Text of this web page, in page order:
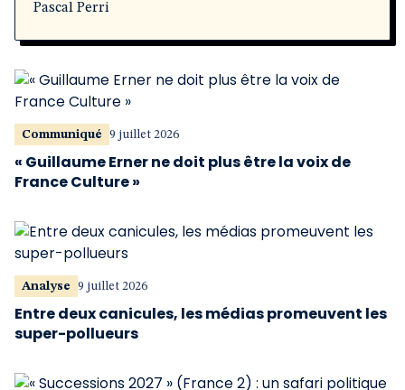
Pascal Perri
Communiqué 9 juillet 2026
« Guillaume Erner ne doit plus être la voix de
France Culture »
Analyse 9 juillet 2026
Entre deux canicules, les médias promeuvent les
super-pollueurs